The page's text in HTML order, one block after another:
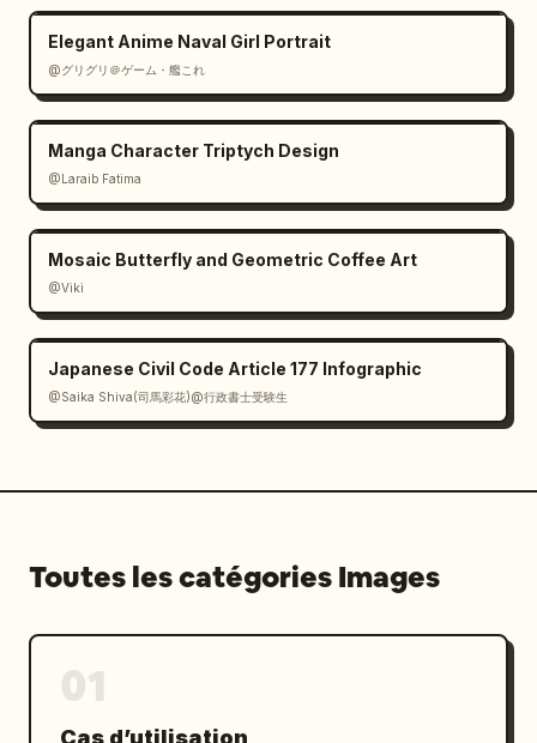
Elegant Anime Naval Girl Portrait
@グリグリ＠ゲーム・艦これ
Manga Character Triptych Design
@Laraib Fatima‎
Mosaic Butterfly and Geometric Coffee Art
@Viki
Japanese Civil Code Article 177 Infographic
@Saika Shiva(司馬彩花)@行政書士受験生
Toutes les catégories Images
Cas d’utilisation